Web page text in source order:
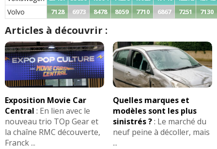
Volvo 7128 6973 8478 8059 7710 6867 7251 7130
Articles à découvrir :
Exposition Movie Car
Central : En lien avec le
nouveau trio TOp Gear et
la chaîne RMC découverte,
Franck ...
Quelles marques et
modèles sont les plus
sinistrés ?: Le marché du
neuf peine à décoller, mais
...